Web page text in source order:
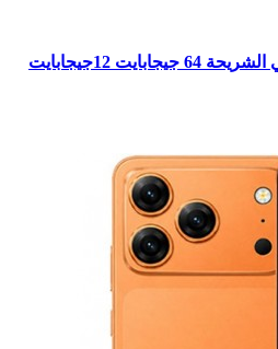
موبايل اول كول 15 2024 ثنائي الشريحة 64 جيجابايت 12جيجابايت